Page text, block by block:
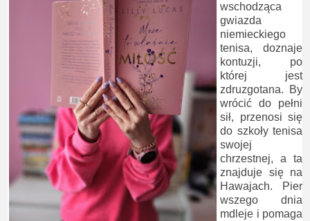
wschodząca
gwiazda
niemieckiego
tenisa, doznaje
kontuzji, po
której jest
zdruzgotana. By
wrócić do pełni
sił, przenosi się
do szkoły tenisa
swojej
chrzestnej, a ta
znajduje się na
Hawajach. Pier
wszego dnia
mdleje i pomaga